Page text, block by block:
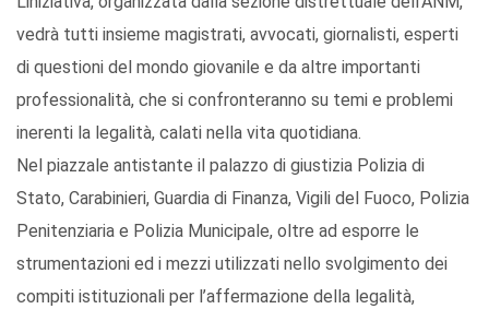
vedrà tutti insieme magistrati, avvocati, giornalisti, esperti
di questioni del mondo giovanile e da altre importanti
professionalità, che si confronteranno su temi e problemi
inerenti la legalità, calati nella vita quotidiana.
Nel piazzale antistante il palazzo di giustizia Polizia di
Stato, Carabinieri, Guardia di Finanza, Vigili del Fuoco, Polizia
Penitenziaria e Polizia Municipale, oltre ad esporre le
strumentazioni ed i mezzi utilizzati nello svolgimento dei
compiti istituzionali per l’affermazione della legalità,